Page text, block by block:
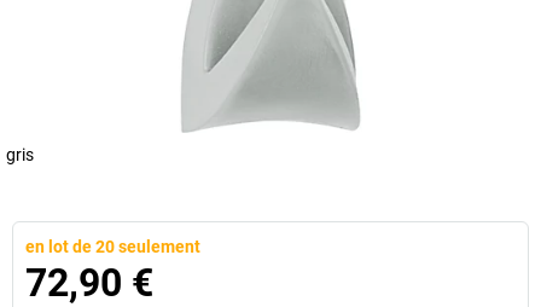
gris
en lot de 20 seulement
72,90 €